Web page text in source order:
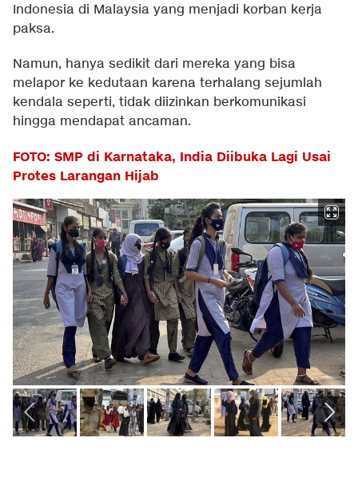
Indonesia di Malaysia yang menjadi korban kerja
paksa.
Namun, hanya sedikit dari mereka yang bisa
melapor ke kedutaan karena terhalang sejumlah
kendala seperti, tidak diizinkan berkomunikasi
hingga mendapat ancaman.
FOTO: SMP di Karnataka, India Diibuka Lagi Usai
Protes Larangan Hijab